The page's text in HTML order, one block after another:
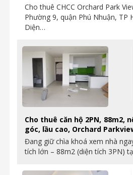
Cho thuê CHCC Orchard Park
Phường 9, quận Phú Nhuận, TP
Diện…
Cho thuê căn hộ 2PN, 88m2,
góc, lầu cao, Orchard
Đang giữ chìa khoá xem nhà
tích lớn – 88m2 (diện tích 3PN)